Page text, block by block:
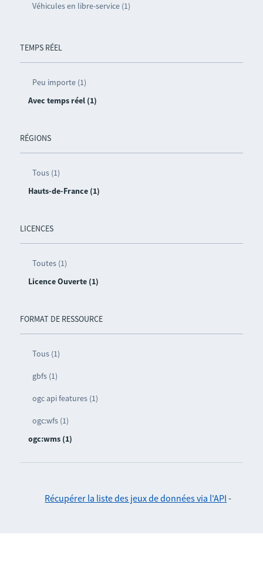
Véhicules en libre-service (1)
TEMPS RÉEL
Peu importe (1)
Avec temps réel (1)
RÉGIONS
Tous (1)
Hauts-de-France (1)
LICENCES
Toutes (1)
Licence Ouverte (1)
FORMAT DE RESSOURCE
Tous (1)
gbfs (1)
ogc api features (1)
ogc:wfs (1)
ogc:wms (1)
Récupérer la liste des jeux de données via l'API -